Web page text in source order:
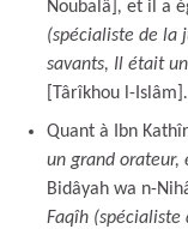
Noubalâ] , et il a
(spécialiste de la
savants, Il était
[Târîkhou l-Islâm] .
Quant à Ibn
un grand orateur,
Bidâyah wa n-
Faqîh (spécialiste